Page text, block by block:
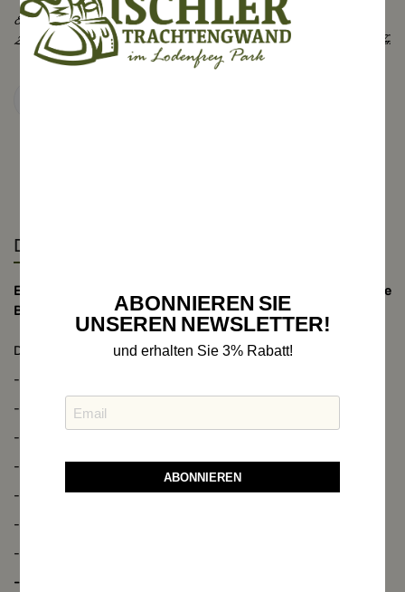
Erklärung des Leders. Jedes Lederteil ist anders, mit individueller Struktur und Farbschattierung. Maserungen,
Zeichnungen, Narben, Falten, Insektenstiche sind natürliche Merkmale – ein Zeichen echten Leders – und keine Fehler.
Details
Edle Ziegen-Lederhose, echte, glatt geschliffene
Büffelhornknöpfe
Detail:
- 100% echtes Ziegenleder, Keder (Nähte aus Hischleder)
- verstellbarer Hosenbund durch (Zwickl) zur Weitenregulierung
- Messertasche seitlich
- grüne Nähte
- wird mit Gürtel + Schnalle geliefert
- mit offener Gesäßtasche
- echte Büffelhornknöpfe, geschliffen
- Material: 100% Ziegenleder
ABONNIEREN SIE
UNSEREN NEWSLETTER!
und erhalten Sie 3% Rabatt!
ABONNIEREN